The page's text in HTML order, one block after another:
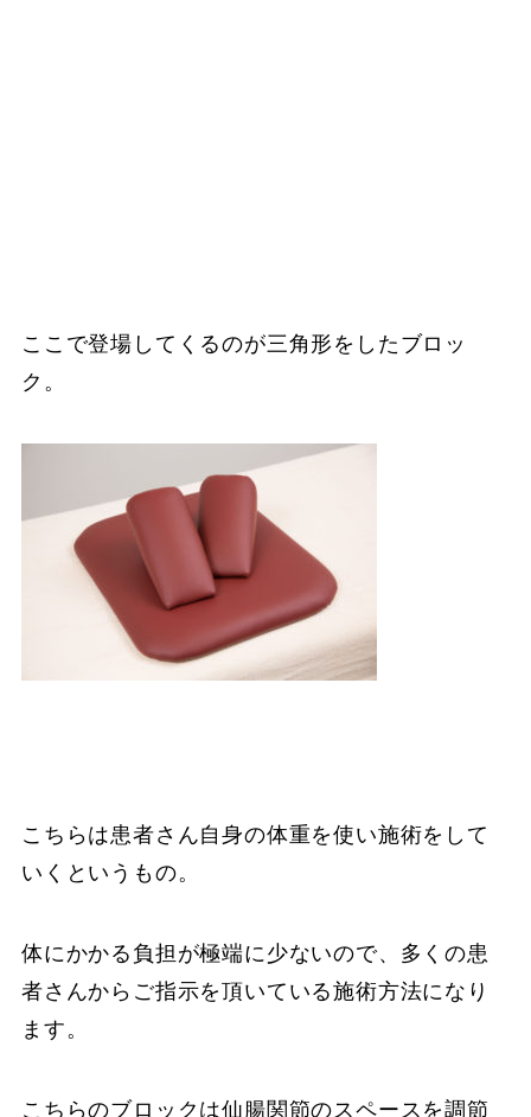
ここで登場してくるのが三角形をしたブロッ
ク。
こちらは患者さん自身の体重を使い施術をして
いくというもの。
体にかかる負担が極端に少ないので、多くの患
者さんからご指示を頂いている施術方法になり
ます。
こちらのブロックは仙腸関節のスペースを調節